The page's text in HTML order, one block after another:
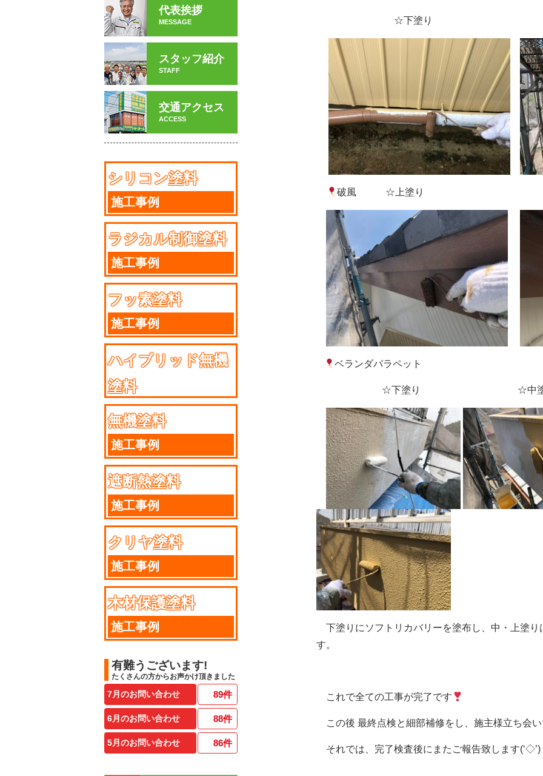
☆下塗り ☆上
破風 ☆上塗
ベランダパラペット
☆下塗り ☆中塗
下塗りにソフトリカバリーを塗布し、中・上塗
す。
これで全ての工事が完了です
この後 最終点検と細部補修をし、施主様立ち会
それでは、完了検査後にまたご報告致します(‘◇’)
代表挨拶
MESSAGE
スタッフ紹介
STAFF
交通アクセス
ACCESS
シリコン塗料
施工事例
ラジカル制御塗料
施工事例
フッ素塗料
施工事例
ハイブリッド無機
塗料
施工事例
無機塗料
施工事例
遮断熱塗料
施工事例
クリヤ塗料
施工事例
木材保護塗料
施工事例
有難うございます!
たくさんの方からお声かけ頂きました
7月のお問い合わせ 89件
6月のお問い合わせ 88件
5月のお問い合わせ 86件